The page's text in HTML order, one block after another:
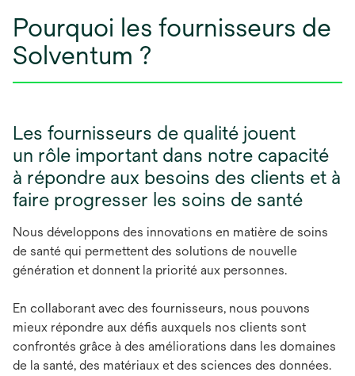
Pourquoi les fournisseurs de
Solventum ?
Les fournisseurs de qualité jouent
un rôle important dans notre capacité
à répondre aux besoins des clients et à
faire progresser les soins de santé
Nous développons des innovations en matière de soins
de santé qui permettent des solutions de nouvelle
génération et donnent la priorité aux personnes.
En collaborant avec des fournisseurs, nous pouvons
mieux répondre aux défis auxquels nos clients sont
confrontés grâce à des améliorations dans les domaines
de la santé, des matériaux et des sciences des données.